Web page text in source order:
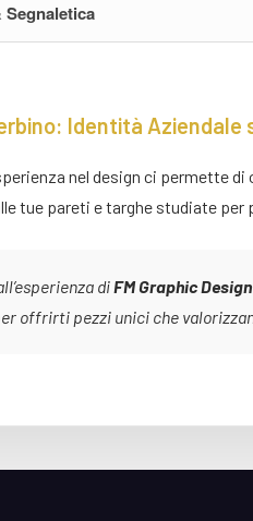
Segnaletica
Identità Aziendale
nel design ci permette
tue pareti e targhe studiate
di FM Graphic Design
offrirti pezzi unici che